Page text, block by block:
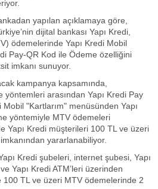
yapılan açıklamaya göre,
dijital bankası Yapı Kredi,
ödemelerinde Yapı Kredi Mobil
Pay-QR Kod ile Ödeme özelliğini
imkanı sunuyor.
kampanya kapsamında,
arasından Yapı Kredi Pay
"Kartlarım" menüsünden Yapı
yöntemiyle MTV ödemeleri
Yapı Kredi müşterileri 100 TL ve üzeri
yararlanabiliyor.
Kredi şubeleri, internet şubesi, Yapı
Yapı Kredi ATM’leri üzerinden
TL ve üzeri MTV ödemelerinde 2